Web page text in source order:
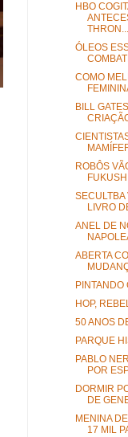
HBO
THRON...
ÓLEOS
COMO
BILL
ROBÔS
SECULTBA
LIVRO
ANEL DE
ABERTA
PINTANDO
HOP,
50 ANOS
PARQUE
PABLO
POR
DORMIR
DE
MENINA
17 MIL